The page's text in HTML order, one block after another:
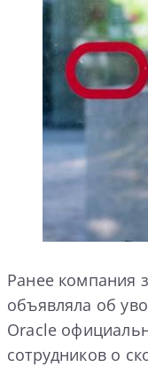
Ранее компания
объявляла об
Oracle
сотрудников о